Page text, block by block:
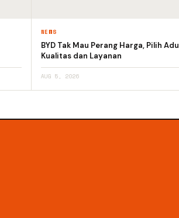
NEWS
BYD Tak Mau Perang Harga, Pilih Adu
Kualitas dan Layanan
AUG 5, 2026